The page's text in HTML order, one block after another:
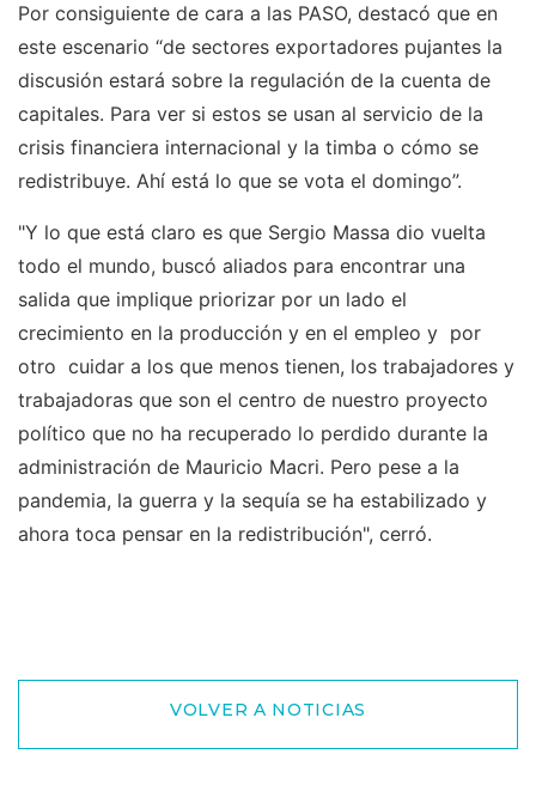
Por consiguiente de cara a las PASO, destacó que en
este escenario “de sectores exportadores pujantes la
discusión estará sobre la regulación de la cuenta de
capitales. Para ver si estos se usan al servicio de la
crisis financiera internacional y la timba o cómo se
redistribuye. Ahí está lo que se vota el domingo”.
"Y lo que está claro es que Sergio Massa dio vuelta
todo el mundo, buscó aliados para encontrar una
salida que implique priorizar por un lado el
crecimiento en la producción y en el empleo y por
otro cuidar a los que menos tienen, los trabajadores y
trabajadoras que son el centro de nuestro proyecto
político que no ha recuperado lo perdido durante la
administración de Mauricio Macri. Pero pese a la
pandemia, la guerra y la sequía se ha estabilizado y
ahora toca pensar en la redistribución", cerró.
VOLVER A NOTICIAS